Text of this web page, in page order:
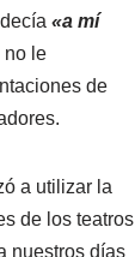
«a mí
no le
de
a utilizar la
de los teatros
nuestros días